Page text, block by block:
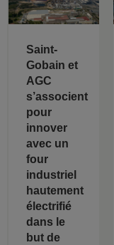
Saint-
Gobain et
AGC
s’associent
pour
innover
avec un
four
industriel
hautement
électrifié
dans le
but de